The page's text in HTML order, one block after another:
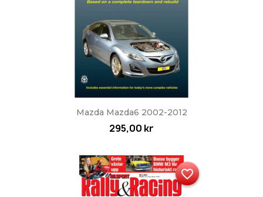
Mazda Mazda6 2002-2012
295,00 kr
favorite_border